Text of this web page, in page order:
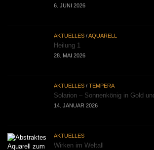
6. JUNI 2026
AKTUELLES /AQUARELL
Heilung 1
28. MAI 2026
AKTUELLES / TEMPERA
Solarion – Sonnenkönig in Gold
14. JANUAR 2026
AKTUELLES
Wirken im Weltall